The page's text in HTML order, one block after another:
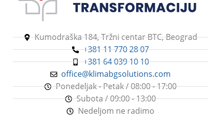
Adsorpcioni odvlaživači
vazduha
TIP ODVLAŽIVAČA
Adsorpcioni odvlaživači
vazduha
Kumodraška 184, Tržni centar BTC, Beograd
+381 11 770 28 07
+381 64 039 10 10
office@klimabgsolutions.com
Ponedeljak - Petak / 08:00 - 17:00
Subota / 09:00 - 13:00
Nedeljom ne radimo